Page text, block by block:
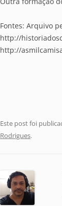
Fontes: Arquivo
http://
http://
Este post foi
Rodrigues.